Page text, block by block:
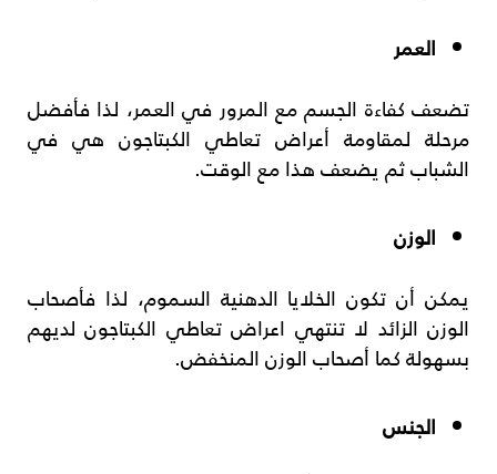
العمر
تضعف كفاءة الجسم مع المرور في العمر، لذا فأفضل
مرحلة لمقاومة أعراض تعاطي الكبتاجون هي في
الشباب ثم يضعف هذا مع الوقت.
الوزن
يمكن أن تكون الخلايا الدهنية السموم، لذا فأصحاب
الوزن الزائد لا تنتهي اعراض تعاطي الكبتاجون لديهم
بسهولة كما أصحاب الوزن المنخفض.
الجنس